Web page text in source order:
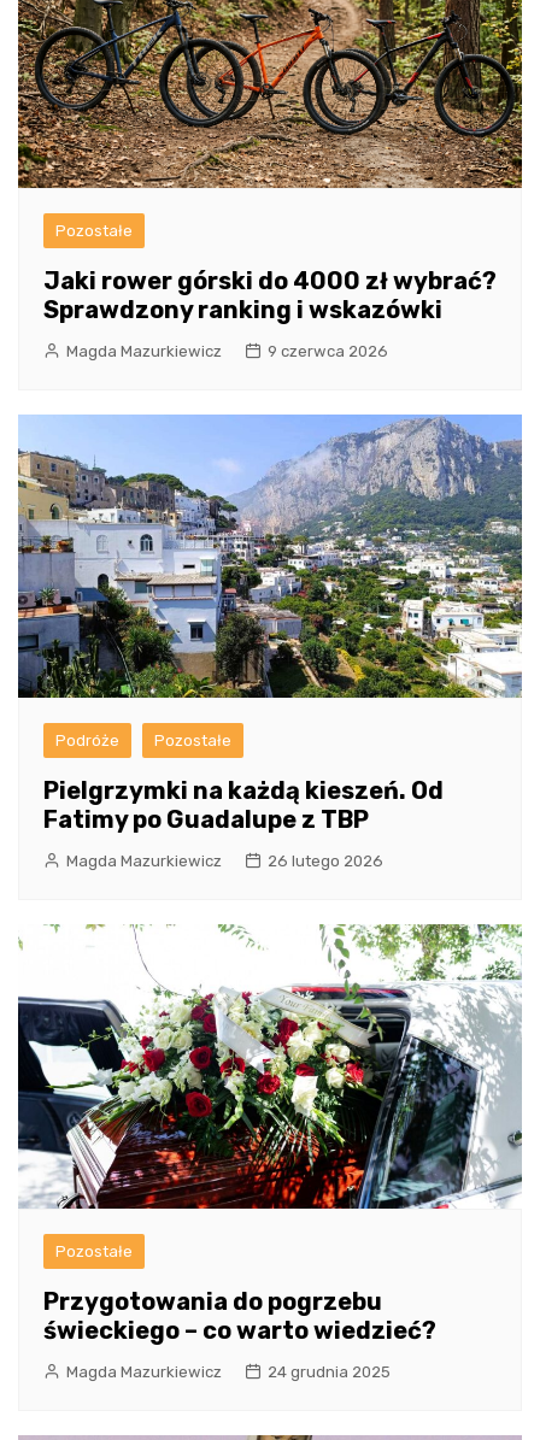
Pozostałe
Jaki rower górski do 4000 zł wybrać?
Sprawdzony ranking i wskazówki
Magda Mazurkiewicz 9 czerwca 2026
Podróże Pozostałe
Pielgrzymki na każdą kieszeń. Od
Fatimy po Guadalupe z TBP
Magda Mazurkiewicz 26 lutego 2026
Pozostałe
Przygotowania do pogrzebu
świeckiego – co warto wiedzieć?
Magda Mazurkiewicz 24 grudnia 2025